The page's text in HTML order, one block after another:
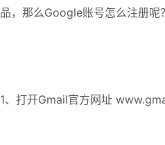
品，那么Google账号怎么注册呢
1、打开Gmail官方网址